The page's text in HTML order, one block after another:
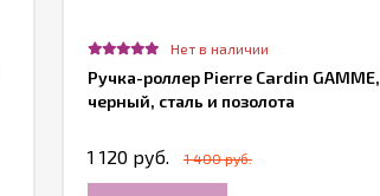
Нет в наличии
Ручка-роллер Pierre Cardin GAMME,
черный, сталь и позолота
1 120 руб. 1 400 руб.